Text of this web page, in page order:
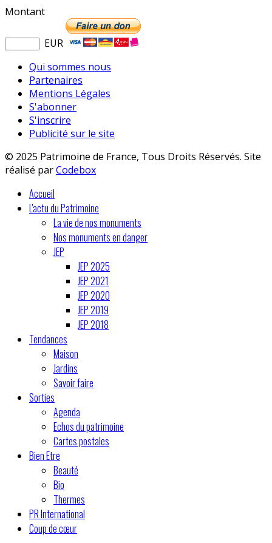
Montant
EUR
Qui sommes nous
Partenaires
Mentions Légales
S'abonner
S'inscrire
Publicité sur le site
© 2025 Patrimoine de France, Tous Droits Réservés. Site
réalisé parCodebox
Accueil
L'actu du Patrimoine
La vie de nos monuments
Nos monuments en danger
JEP
JEP 2025
JEP 2021
JEP 2020
JEP 2019
JEP 2018
Tendances
Maison
Jardins
Savoir faire
Sorties
Agenda
Echos du patrimoine
Cartes postales
Bien Etre
Beauté
Bio
Thermes
PR International
Coup de cœur